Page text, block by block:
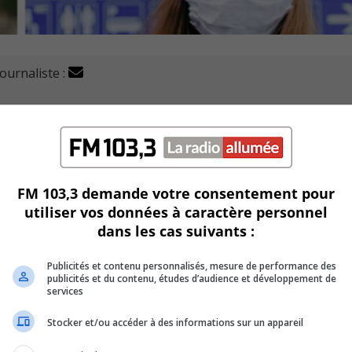
:
la mise en place la loi sur le port obligatoire du
de masque seront maintenant passibles d’une amende
au RTL, LucieFrenière, affirme que la grande majorité
exceptions comme les enfants de moins de douze
l’agglomération de Longueuil serait contacté en cas
comme ils le font pour tous les autres.
FM 103,3 demande votre consentement pour
utiliser vos données à caractère personnel
dans les cas suivants :
Publicités et contenu personnalisés, mesure de performance des
publicités et du contenu, études d’audience et développement de
services
Stocker et/ou accéder à des informations sur un appareil